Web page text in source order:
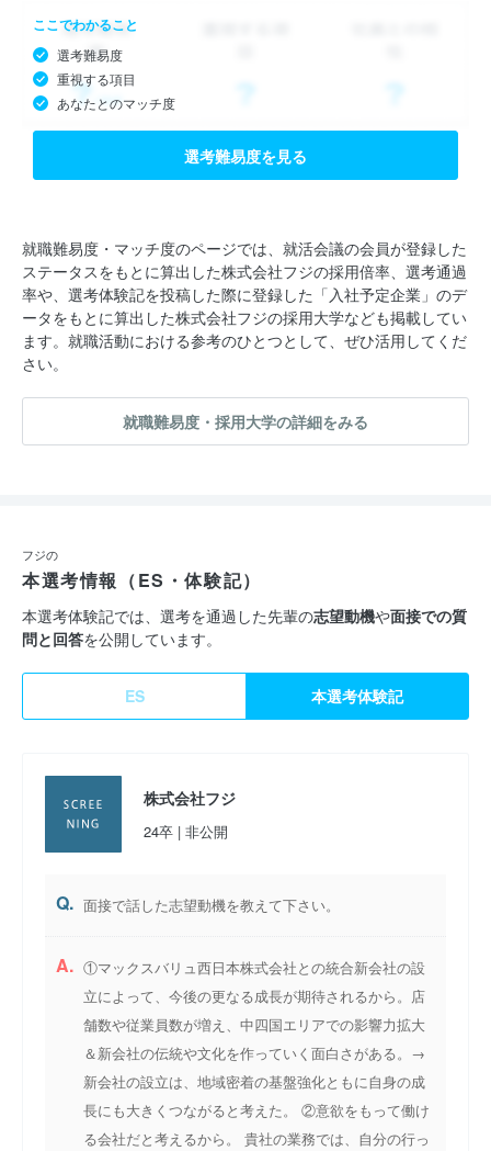
ここでわかること
選考難易度
重視する項目
あなたとのマッチ度
選考難易度を見る
就職難易度・マッチ度のページでは、就活会議の会員が登録した
ステータスをもとに算出した株式会社フジの採用倍率、選考通過
率や、選考体験記を投稿した際に登録した「入社予定企業」のデ
ータをもとに算出した株式会社フジの採用大学なども掲載してい
ます。就職活動における参考のひとつとして、ぜひ活用してくだ
さい。
就職難易度・採用大学の詳細をみる
フジの
本選考情報（ES・体験記）
本選考体験記では、選考を通過した先輩の志望動機や面接での質
問と回答を公開しています。
ES 本選考体験記
株式会社フジ
24卒 | 非公開
Q. 面接で話した志望動機を教えて下さい。
A. ①マックスバリュ西日本株式会社との統合新会社の設
立によって、今後の更なる成長が期待されるから。店
舗数や従業員数が増え、中四国エリアでの影響力拡大
＆新会社の伝統や文化を作っていく面白さがある。→
新会社の設立は、地域密着の基盤強化ともに自身の成
長にも大きくつながると考えた。 ②意欲をもって働け
る会社だと考えるから。 貴社の業務では、自分の行っ